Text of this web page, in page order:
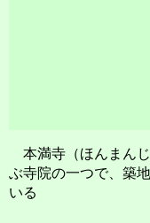
本満寺（ほんまんじ
ぶ寺院の一つで、築
いる